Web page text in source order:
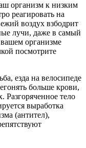
организм к низким
реагировать на
воздух взбодрит
лучи, даже в самый
организме
посмотрите
езда на велосипеде
больше крови,
Разгоряченное тело
выработка
(антител),